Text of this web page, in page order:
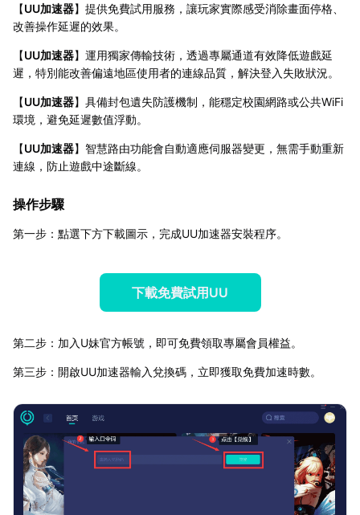
【UU加速器】提供免費試用服務，讓玩家實際感受消除畫面停格、
改善操作延遲的效果。
【UU加速器】運用獨家傳輸技術，透過專屬通道有效降低遊戲延
遲，特別能改善偏遠地區使用者的連線品質，解決登入失敗狀況。
【UU加速器】具備封包遺失防護機制，能穩定校園網路或公共WiFi
環境，避免延遲數值浮動。
【UU加速器】智慧路由功能會自動適應伺服器變更，無需手動重新
連線，防止遊戲中途斷線。
操作步驟
第一步：點選下方下載圖示，完成UU加速器安裝程序。
下載免費試用UU
第二步：加入U妹官方帳號，即可免費領取專屬會員權益。
第三步：開啟UU加速器輸入兌換碼，立即獲取免費加速時數。